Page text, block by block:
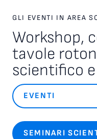
GLI EVENTI IN AREA
Workshop,
tavole
scientifico
EVENTI
SEMINARI